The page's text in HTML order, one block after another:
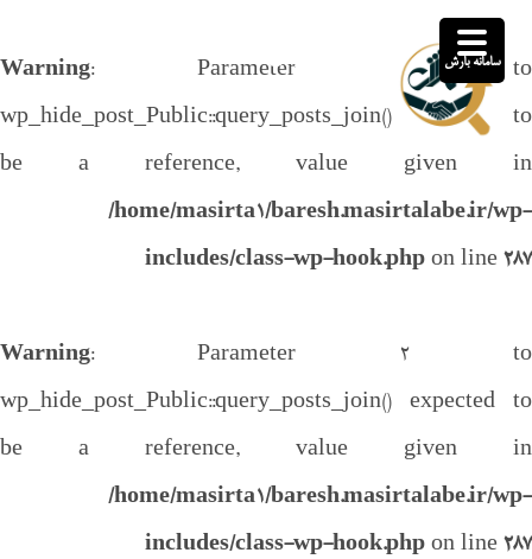
Warning
: Parameter 2
wp_hide_post_Public::query_posts_join() expected
be a reference, value given
/home/masirta1/baresh.masirtalabe.ir/
includes/class-wp-hook.phpon line
Warning
: Parameter 2
wp_hide_post_Public::query_posts_join() expected
be a reference, value given
/home/masirta1/baresh.masirtalabe.ir/
includes/class-wp-hook.phpon line
بهینه سازی انجام رسالت های شغلی
سامانه بارش